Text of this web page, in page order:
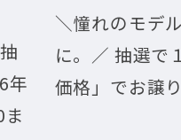
年
＼憧れのモデ
に。／ 抽選で
価格」でお譲